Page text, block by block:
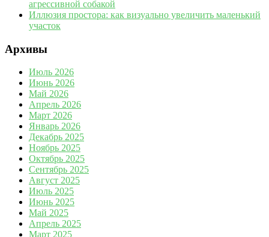
агрессивной собакой
Иллюзия простора: как визуально увеличить маленький
участок
Архивы
Июль 2026
Июнь 2026
Май 2026
Апрель 2026
Март 2026
Январь 2026
Декабрь 2025
Ноябрь 2025
Октябрь 2025
Сентябрь 2025
Август 2025
Июль 2025
Июнь 2025
Май 2025
Апрель 2025
Март 2025